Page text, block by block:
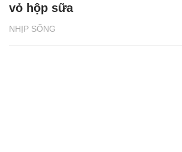
NHỊP SỐNG
vỏ hộp sữa